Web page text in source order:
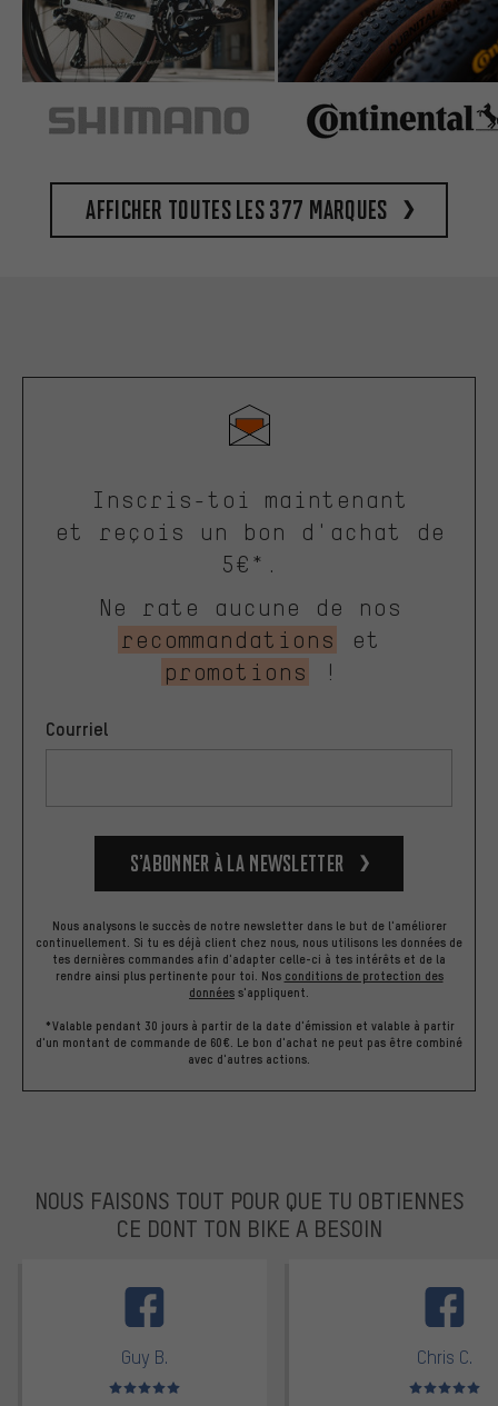
Afficher toutes les 377 marques
Inscris-toi maintenant
et reçois un bon d'achat de
5€*.
Ne rate aucune de nos
recommandations
et
promotions
!
Courriel
S’abonner à la newsletter
Nous analysons le succès de notre newsletter dans le but de l'améliorer
continuellement. Si tu es déjà client chez nous, nous utilisons les données de
tes dernières commandes afin d'adapter celle-ci à tes intérêts et de la
rendre ainsi plus pertinente pour toi. Nos conditions de protection des
données s'appliquent.
*Valable pendant 30 jours à partir de la date d'émission et valable à partir
d'un montant de commande de 60€. Le bon d'achat ne peut pas être combiné
avec d'autres actions.
NOUS FAISONS TOUT POUR QUE TU OBTIENNES
CE DONT TON BIKE A BESOIN
Guy B.
Note moyenne : 5 sur 5
Chris C.
Note moyenne :